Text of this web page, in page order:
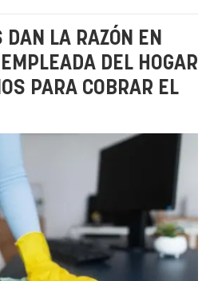
DAN LA RAZÓN EN
DEL HOGAR
PARA COBRAR EL